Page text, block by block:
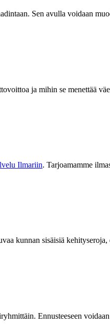
Sen avulla voidaan
ja mihin se menettää
Ilmariin. Tarjoamamme
kunnan sisäisiä
Ennusteeseen